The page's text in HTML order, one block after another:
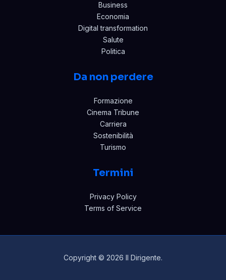
Business
Economia
Digital transformation
Salute
Politica
Da non perdere
Formazione
Cinema Tribune
Carriera
Sostenibilità
Turismo
Termini
Privacy Policy
Terms of Service
Copyright © 2026 Il Dirigente.